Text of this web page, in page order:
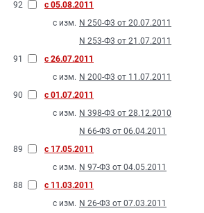
92
с 05.08.2011
с изм. N 250-Ф3 от 20.07.2011
N 253-Ф3 от 21.07.2011
91
с 26.07.2011
с изм. N 200-Ф3 от 11.07.2011
90
с 01.07.2011
с изм. N 398-Ф3 от 28.12.2010
N 66-Ф3 от 06.04.2011
89
с 17.05.2011
с изм. N 97-Ф3 от 04.05.2011
88
с 11.03.2011
с изм. N 26-Ф3 от 07.03.2011